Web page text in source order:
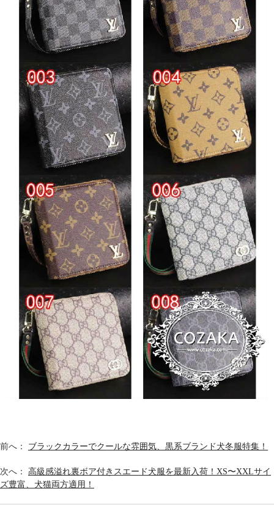
前へ： ブラックカラーでクールな雰囲気、黒系ブランド犬冬服特集！
次へ： 高級感溢れ裏ボア付きスエード犬服を最新入荷！XS〜XXLサイ
ズ豊富、犬猫両方適用！